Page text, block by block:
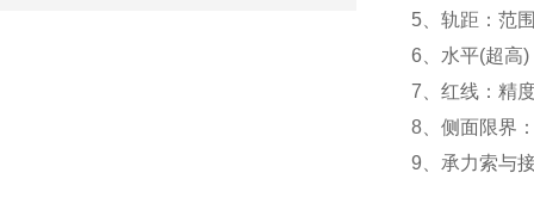
5、轨距：范
6、水平(超高
7、红线：精
8、侧面限界
9、承力索与